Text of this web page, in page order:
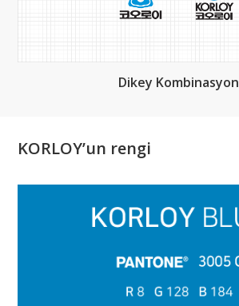
Dikey Kombinasyon
KORLOY’un rengi